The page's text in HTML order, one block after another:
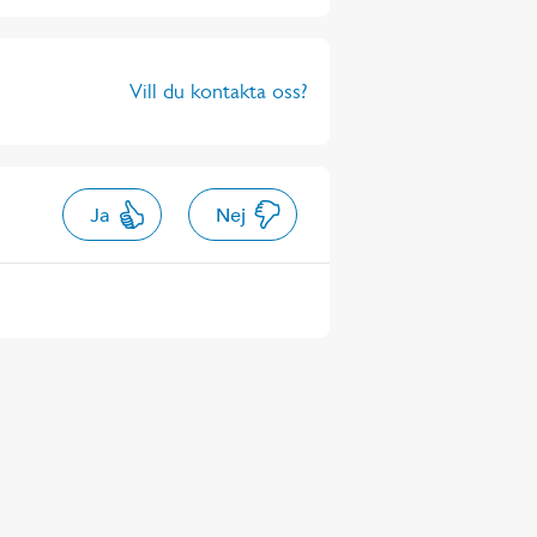
Vill du kontakta oss?
Ja Nej